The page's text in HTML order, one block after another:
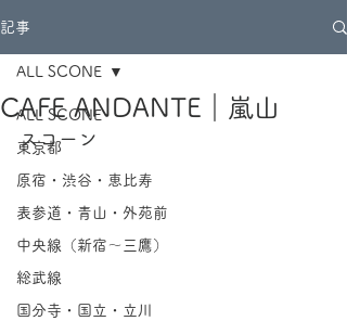
記事
ALL SCONE
東京都
原宿・渋谷・恵比寿
表参道・青山・外苑前
中央線（新宿～三鷹）
総武線
国分寺・国立・立川
ALL SCONE
CAFE ANDANTE｜嵐山
スコーン